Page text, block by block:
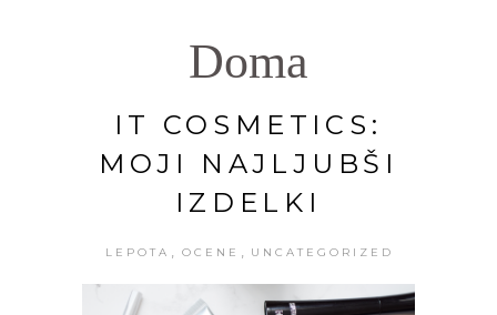
Doma
IT COSMETICS:
MOJI NAJLJUBŠI
IZDELKI
LEPOTA OCENE UNCATEGORIZED